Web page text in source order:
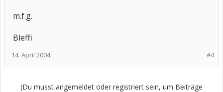
m.f.g.
Bleffi
#4
14. April 2004
(Du musst angemeldet oder registriert sein, um Beiträge